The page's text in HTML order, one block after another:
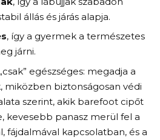
állás és járás alapja.
, így a gyermek a természetes
járni.
egészséges: megadja a
miközben biztonságosan védi
szerint, akik barefoot cipőt
kevesebb panasz merül fel a
fájdalmával kapcsolatban, és a